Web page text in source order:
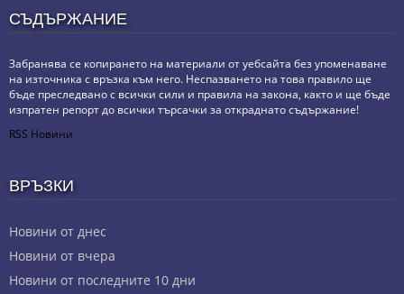
СЪДЪРЖАНИЕ
Забранява се копирането на материали от уебсайта без упоменаване
на източника с връзка към него. Неспазването на това правило ще
бъде преследвано с всички сили и правила на закона, както и ще бъде
изпратен репорт до всички търсачки за откраднато съдържание!
RSS Новини
ВРЪЗКИ
Новини от днес
Новини от вчера
Новини от последните 10 дни